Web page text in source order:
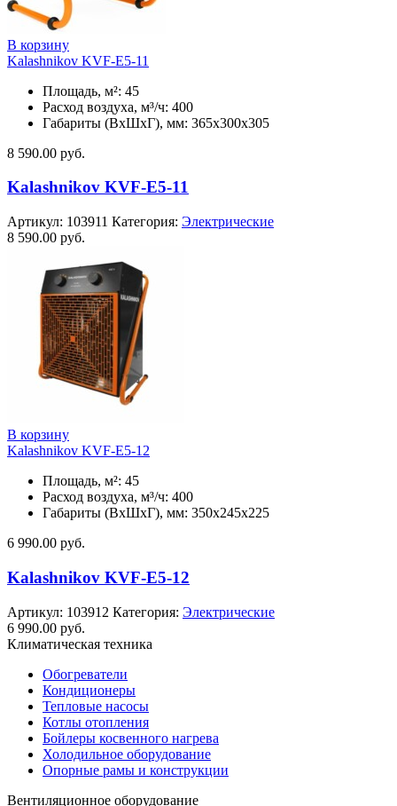
В корзину
Kalashnikov KVF-E5-11
Площадь, м²: 45
Расход воздуха, м³/ч: 400
Габариты (ВхШхГ), мм: 365x300x305
8 590.00 руб.
Kalashnikov KVF-E5-11
Артикул: 103911 Категория: Электрические
8 590.00 руб.
В корзину
Kalashnikov KVF-E5-12
Площадь, м²: 45
Расход воздуха, м³/ч: 400
Габариты (ВхШхГ), мм: 350x245x225
6 990.00 руб.
Kalashnikov KVF-E5-12
Артикул: 103912 Категория: Электрические
6 990.00 руб.
Климатическая техника
Обогреватели
Кондиционеры
Тепловые насосы
Котлы отопления
Бойлеры косвенного нагрева
Холодильное оборудование
Опорные рамы и конструкции
Вентиляционное оборудование